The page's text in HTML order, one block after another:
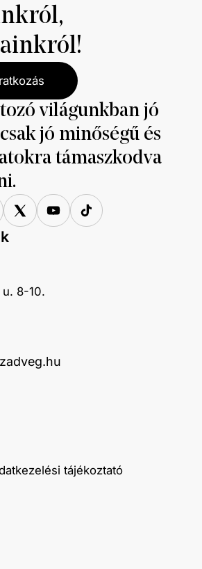
világunkban jó
jó minőségű és
támaszkodva
tájékoztató
8-10.